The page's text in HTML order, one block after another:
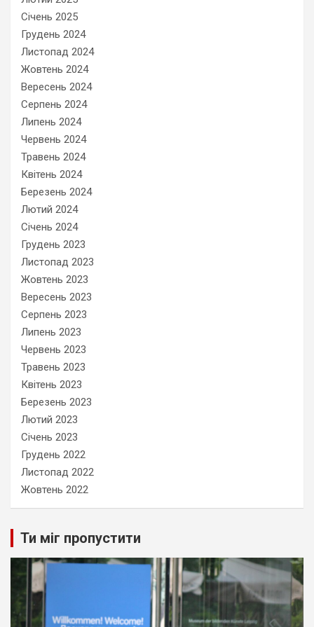
Січень 2025
Грудень 2024
Листопад 2024
Жовтень 2024
Вересень 2024
Серпень 2024
Липень 2024
Червень 2024
Травень 2024
Квітень 2024
Березень 2024
Лютий 2024
Січень 2024
Грудень 2023
Листопад 2023
Жовтень 2023
Вересень 2023
Серпень 2023
Липень 2023
Червень 2023
Травень 2023
Квітень 2023
Березень 2023
Лютий 2023
Січень 2023
Грудень 2022
Листопад 2022
Жовтень 2022
Ти міг пропустити